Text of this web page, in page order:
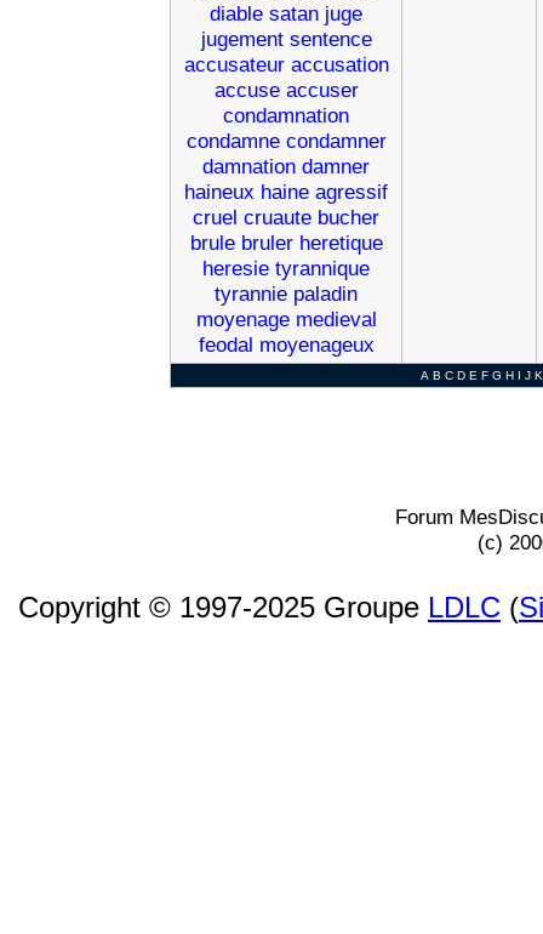
diable satan juge
jugement sentence
accusateur accusation
accuse accuser
condamnation
condamne condamner
damnation damner
haineux haine agressif
cruel cruaute bucher
brule bruler heretique
heresie tyrannique
tyrannie paladin
moyenage medieval
feodal moyenageux
A B C D E F G H I J K
Forum
(c)
Copyright © 1997-2025 Groupe LDLC (